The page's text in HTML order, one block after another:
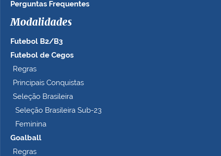
Perguntas Frequentes
Modalidades
Futebol B2/B3
Futebol de Cegos
Regras
Principais Conquistas
Seleção Brasileira
Seleção Brasileira Sub-23
Feminina
Goalball
Regras